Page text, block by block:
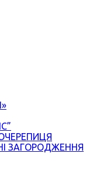
ЗАГОРОДЖЕННЯ